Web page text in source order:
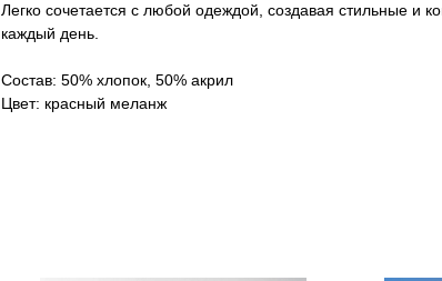
Легко сочетается с любой одеждой, создавая стильные и
каждый день.
Состав: 50% хлопок, 50% акрил
Цвет: красный меланж